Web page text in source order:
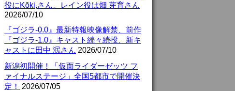
役にKōki,さん、レイン役は畑 芽育さん
2026/07/10
『ゴジラ-0.0』最新特報映像解禁、前作
『ゴジラ-1.0』キャスト続々続投、新キ
ャストに田中 泯さん 2026/07/10
新潟初開催！「仮面ライダーゼッツ フ
ァイナルステージ」全国5都市で開催決
定！
2026/07/05